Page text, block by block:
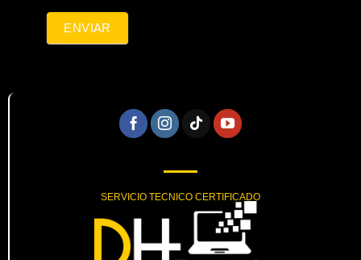
ENVIAR
SERVICIO TECNICO CERTIFICADO